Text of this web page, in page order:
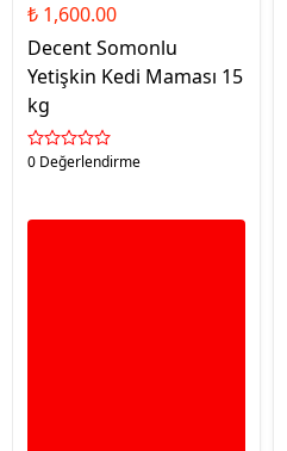
₺ 1,600.00
Decent Somonlu
Yetişkin Kedi Maması 15
kg
0 Değerlendirme